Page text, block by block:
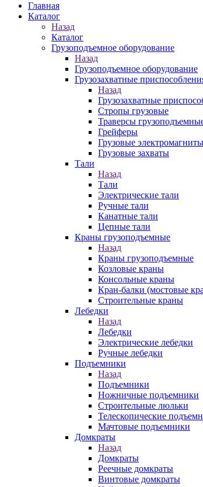
Главная
Каталог
Назад
Каталог
Грузоподъемное оборудование
Назад
Грузоподъемное оборудование
Грузозахватные
Назад
Грузозахватные
Стропы грузовые
Траверсы
Грейферы
Грузовые электромагниты
Грузовые захваты
Тали
Назад
Тали
Электрические тали
Ручные тали
Канатные тали
Цепные тали
Краны грузоподъемные
Назад
Краны грузоподъемные
Козловые краны
Консольные краны
Кран-балки (мостовые
Строительные краны
Лебедки
Назад
Лебедки
Электрические лебедки
Ручные лебедки
Подъемники
Назад
Подъемники
Ножничные подъемники
Строительные люльки
Телескопические
Мачтовые подъемники
Домкраты
Назад
Домкраты
Реечные домкраты
Винтовые домкраты